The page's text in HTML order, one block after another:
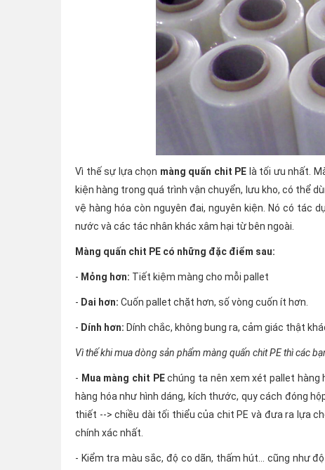
Vì thế sự lựa chọn màng quấn chit PE là tối ưu nhất.
kiện hàng trong quá trình vận chuyển, lưu kho, có thể
vệ hàng hóa còn nguyên đai, nguyên kiện. Nó có tác
nước và các tác nhân khác xâm hại từ bên ngoài.
Màng quấn chit PE có những đặc điểm sau:
- Mỏng hơn: Tiết kiệm màng cho mỗi pallet
- Dai hơn: Cuốn pallet chặt hơn, số vòng cuốn ít hơn.
- Dính hơn: Dính chắc, không bung ra, cảm giác thật
Vì thế khi mua dòng sản phẩm màng quấn chit PE thì các
- Mua màng chit PEchúng ta nên xem xét pallet hàng
hàng hóa như hình dáng, kích thước, quy cách đóng
thiết --> chiều dài tối thiểu của chit PE và đưa ra lựa
chính xác nhất.
- Kiểm tra màu sắc, độ co dãn, thấm hút... cũng như độ